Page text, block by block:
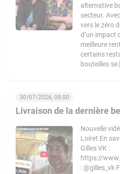
alternative
secteur.
vers le zéro
d’un impact
meilleure
certains
bouteilles se
Livraison de la dernière
30/07/2026, 08:00
Nouvelle
Loiret En
Gilles VK :
https://
: @gilles_vk